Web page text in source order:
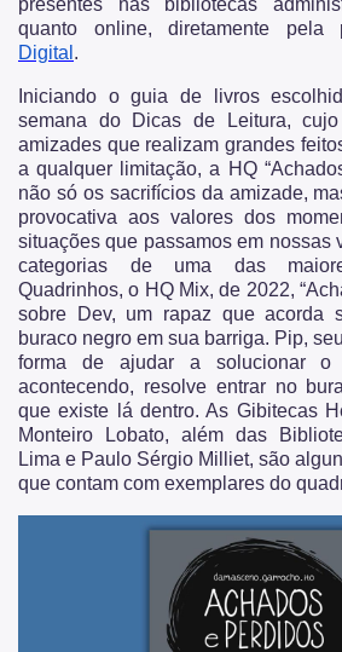
Urbanismo social
Conpresp
Publicações
Spcine
quanto online, diretamente pela
Digital .
Iniciando o guia de livros
semana do Dicas de Leitura,
amizades que realizam grandes
a qualquer limitação, a HQ
não só os sacrifícios da amizade,
provocativa aos valores dos
situações que passamos em nossas
categorias de uma das
Quadrinhos, o HQ Mix, de 2022,
sobre Dev, um rapaz que acorda
buraco negro em sua barriga. Pip,
forma de ajudar a solucionar o
acontecendo, resolve entrar no
que existe lá dentro. As Gibitecas
Monteiro Lobato, além das
Lima e Paulo Sérgio Milliet, são
que contam com exemplares do